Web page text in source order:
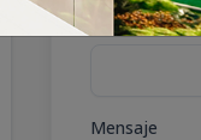
Correo
Mensaje